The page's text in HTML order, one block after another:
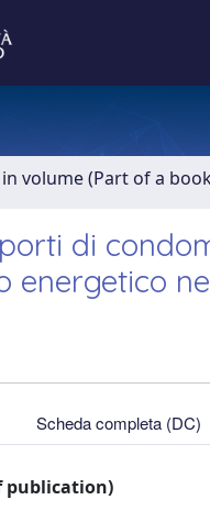
volume (Part of a
di
energetico
Scheda completa (DC)
publication)